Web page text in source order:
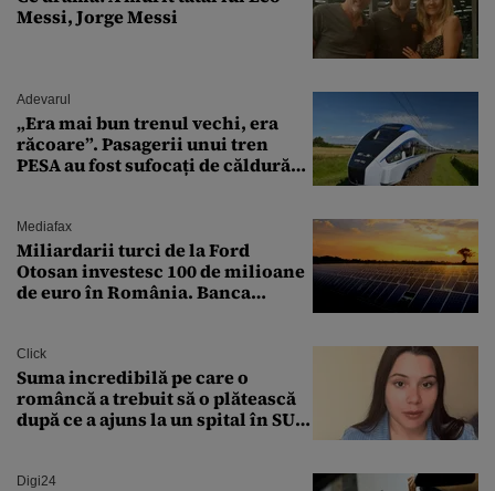
Messi, Jorge Messi
Adevarul
„Era mai bun trenul vechi, era
răcoare”. Pasagerii unui tren
PESA au fost sufocați de căldură
Mediafax
Miliardarii turci de la Ford
Otosan investesc 100 de milioane
de euro în România. Banca
Click
Suma incredibilă pe care o
româncă a trebuit să o plătească
după ce a ajuns la un spital în SUA:
Digi24